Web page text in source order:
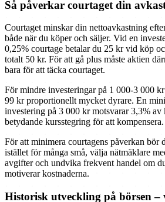
Så påverkar courtaget din
Courtaget minskar din nettoavkastning
både när du köper och säljer. Vid en
0,25% courtage betalar du 25 kr vid köp
totalt 50 kr. För att gå plus måste aktien
bara för att täcka courtaget.
För mindre investeringar på 1 000-3 000
99 kr proportionellt mycket dyrare. En
investering på 3 000 kr motsvarar 3,3%
betydande kursstegring för att kompensera.
För att minimera courtagens påverkan bör
istället för många små, välja nätmäklare
avgifter och undvika frekvent handel om
motiverar kostnaderna.
Historisk utveckling på börsen –